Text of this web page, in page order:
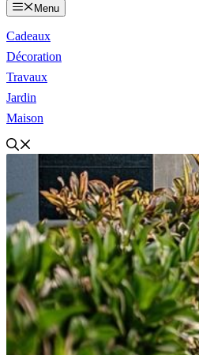
Menu
Cadeaux
Décoration
Travaux
Jardin
Maison